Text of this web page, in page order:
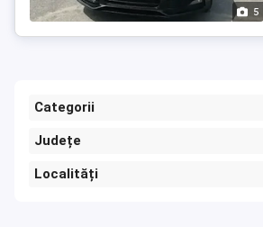
5
Categorii
Județe
Localități